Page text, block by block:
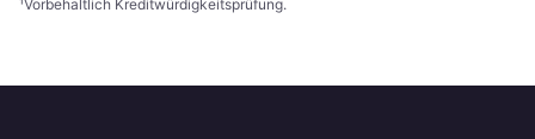
¹Vorbehaltlich Kreditwürdigkeitsprüfung.